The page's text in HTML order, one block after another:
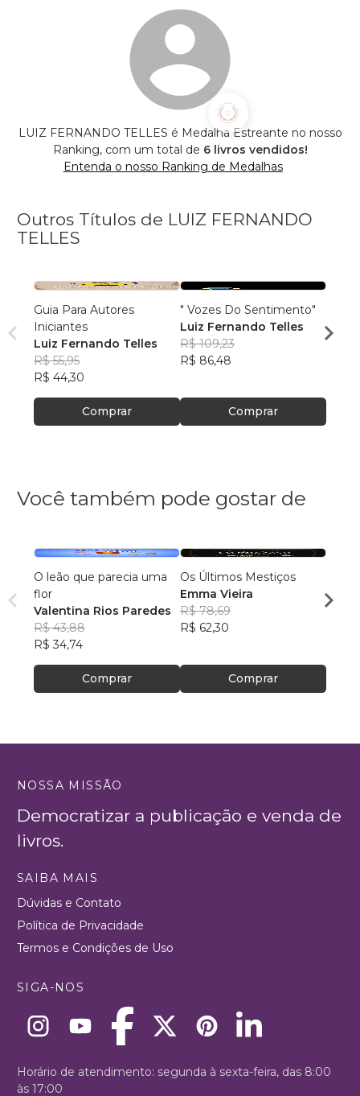
LUIZ FERNANDO TELLES é Medalha Estreante no nosso
Ranking, com um total de 6 livros vendidos!
Entenda o nosso Ranking de Medalhas
Outros Títulos de LUIZ FERNANDO
TELLES
Guia Para Autores
Iniciantes
Luiz Fernando Telles
R$ 55,95
R$ 44,30
Comprar
" Vozes Do Sentimento"
Luiz Fernando Telles
R$ 109,23
R$ 86,48
Comprar
Luiz
R$
Você também pode gostar de
O leão que parecia uma
flor
Valentina Rios Paredes
R$ 43,88
R$ 34,74
Comprar
Os Últimos Mestiços
Emma Vieira
R$ 78,69
R$ 62,30
Comprar
R$
NOSSA MISSÃO
Democratizar a publicação e venda de
livros.
SAIBA MAIS
Dúvidas e Contato
Política de Privacidade
Termos e Condições de Uso
SIGA-NOS
Horário de atendimento: segunda à sexta-feira, das 8:00
às 17:00